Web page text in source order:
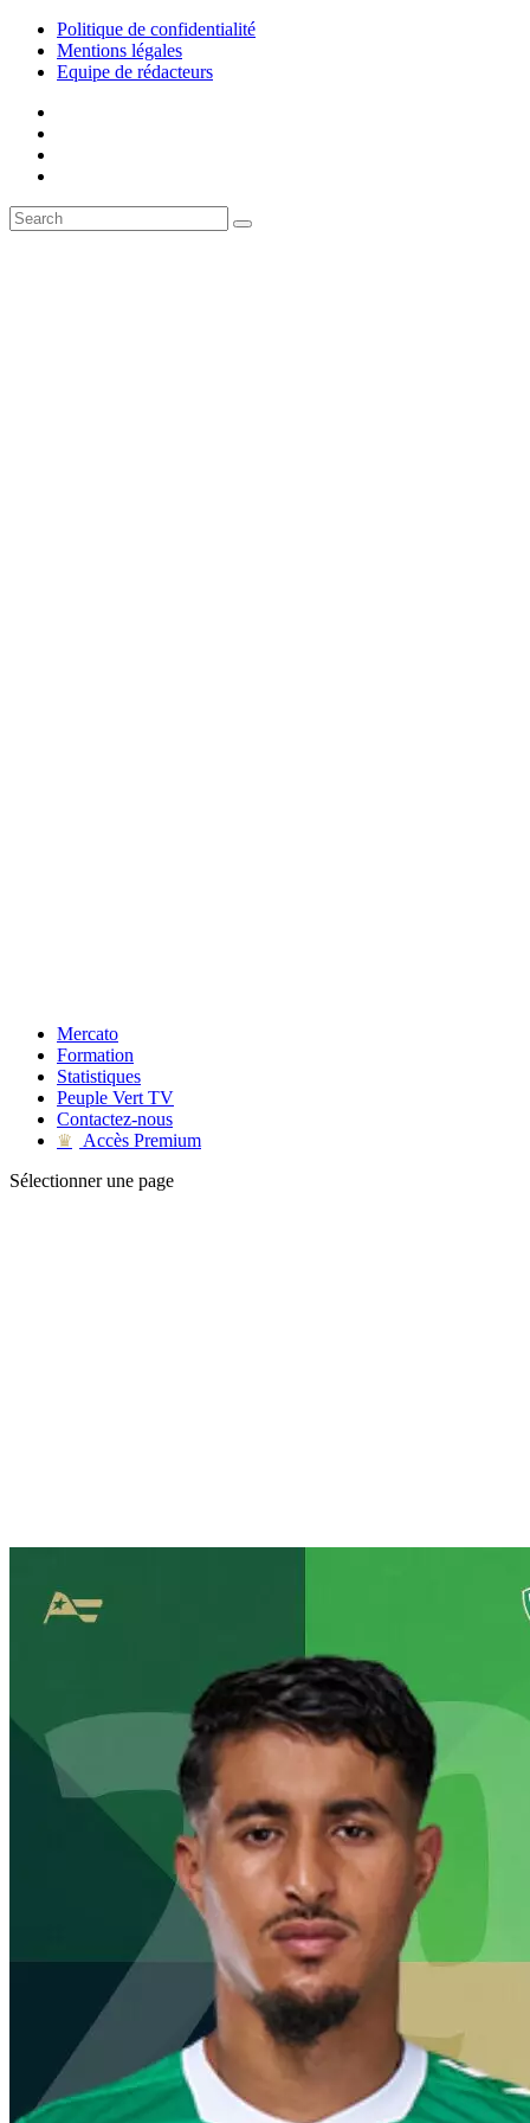
Politique de confidentialité
Mentions légales
Equipe de rédacteurs
Mercato
Formation
Statistiques
Peuple Vert TV
Contactez-nous
♛
Accès Premium
Sélectionner une page